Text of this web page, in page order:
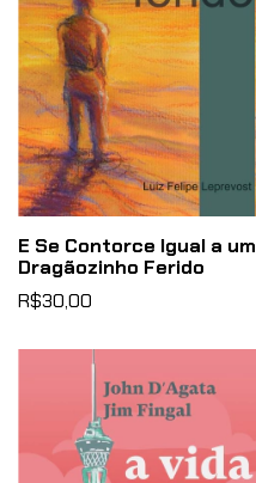
E Se Contorce Igual a um
Dragãozinho Ferido
R$30,00